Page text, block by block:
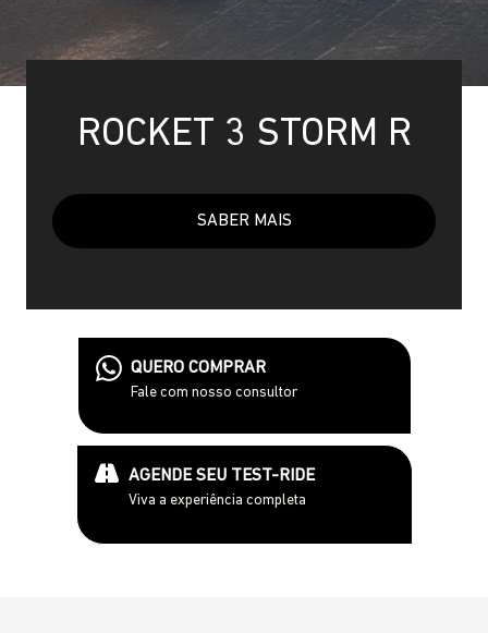
ROCKET 3 STORM R
SABER MAIS
QUERO COMPRAR
Fale com nosso consultor
AGENDE SEU TEST-RIDE
Viva a experiência completa